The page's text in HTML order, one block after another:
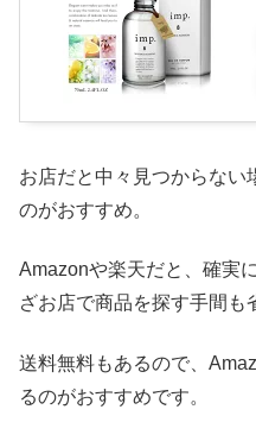
お店だと中々見つからない
のがおすすめ。
Amazonや楽天だと、確実
ざお店で商品を探す手間も
送料無料もあるので、
るのがおすすめです。